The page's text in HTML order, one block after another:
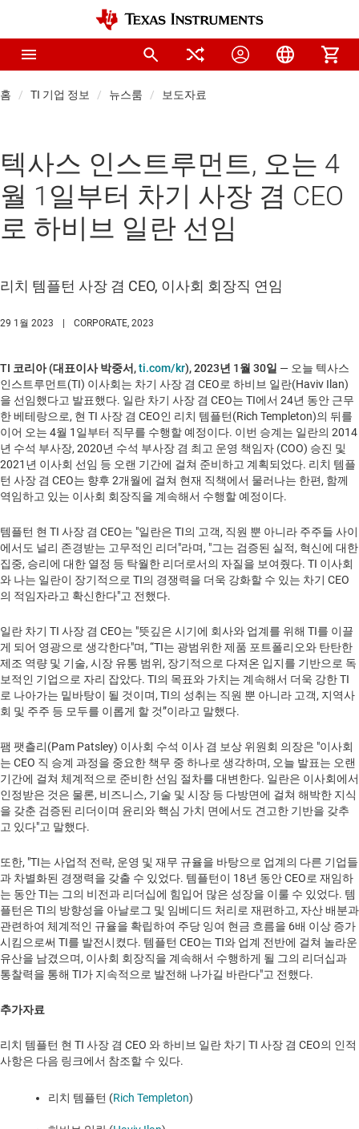
홈 TI 기업 정보 뉴스룸 보도자료
텍사스 인스트루먼트, 오는 4
월 1일부터 차기 사장 겸 CEO
로 하비브 일란 선임
리치 템플턴 사장 겸 CEO, 이사회 회장직 연임
29 1월 2023 CORPORATE, 2023
TI 코리아 (대표이사 박중서,ti.com/kr), 2023년 1월 30일 — 오늘 텍사스
인스트루먼트(TI) 이사회는 차기 사장 겸 CEO로 하비브 일란(Haviv Ilan)
을 선임했다고 발표했다. 일란 차기 사장 겸 CEO는 TI에서 24년 동안 근무
한 베테랑으로, 현 TI 사장 겸 CEO인 리치 템플턴(Rich Templeton)의 뒤를
이어 오는 4월 1일부터 직무를 수행할 예정이다. 이번 승계는 일란의 2014
년 수석 부사장, 2020년 수석 부사장 겸 최고 운영 책임자 (COO) 승진 및
2021년 이사회 선임 등 오랜 기간에 걸쳐 준비하고 계획되었다. 리치 템플
턴 사장 겸 CEO는 향후 2개월에 걸쳐 현재 직책에서 물러나는 한편, 함께
역임하고 있는 이사회 회장직을 계속해서 수행할 예정이다.
템플턴 현 TI 사장 겸 CEO는 "일란은 TI의 고객, 직원 뿐 아니라 주주들 사이
에서도 널리 존경받는 고무적인 리더"라며, "그는 검증된 실적, 혁신에 대한
집중, 승리에 대한 열정 등 탁월한 리더로서의 자질을 보여줬다. TI 이사회
와 나는 일란이 장기적으로 TI의 경쟁력을 더욱 강화할 수 있는 차기 CEO
의 적임자라고 확신한다"고 전했다.
일란 차기 TI 사장 겸 CEO는 "뜻깊은 시기에 회사와 업계를 위해 TI를 이끌
게 되어 영광으로 생각한다"며, “TI는 광범위한 제품 포트폴리오와 탄탄한
제조 역량 및 기술, 시장 유통 범위, 장기적으로 다져온 입지를 기반으로 독
보적인 기업으로 자리 잡았다. TI의 목표와 가치는 계속해서 더욱 강한 TI
로 나아가는 밑바탕이 될 것이며, TI의 성취는 직원 뿐 아니라 고객, 지역사
회 및 주주 등 모두를 이롭게 할 것”이라고 말했다.
팸 팻츨리(Pam Patsley) 이사회 수석 이사 겸 보상 위원회 의장은 "이사회
는 CEO 직 승계 과정을 중요한 책무 중 하나로 생각하며, 오늘 발표는 오랜
기간에 걸쳐 체계적으로 준비한 선임 절차를 대변한다. 일란은 이사회에서
인정받은 것은 물론, 비즈니스, 기술 및 시장 등 다방면에 걸쳐 해박한 지식
을 갖춘 검증된 리더이며 윤리와 핵심 가치 면에서도 견고한 기반을 갖추
고 있다"고 말했다.
또한, "TI는 사업적 전략, 운영 및 재무 규율을 바탕으로 업계의 다른 기업들
과 차별화된 경쟁력을 갖출 수 있었다. 템플턴이 18년 동안 CEO로 재임하
는 동안 TI는 그의 비전과 리더십에 힘입어 많은 성장을 이룰 수 있었다. 템
플턴은 TI의 방향성을 아날로그 및 임베디드 처리로 재편하고, 자산 배분과
관련하여 체계적인 규율을 확립하여 주당 잉여 현금 흐름을 6배 이상 증가
시킴으로써 TI를 발전시켰다. 템플턴 CEO는 TI와 업계 전반에 걸쳐 놀라운
유산을 남겼으며, 이사회 회장직을 계속해서 수행하게 될 그의 리더십과
통찰력을 통해 TI가 지속적으로 발전해 나가길 바란다"고 전했다.
추가자료
리치 템플턴 현 TI 사장 겸 CEO 와 하비브 일란 차기 TI 사장 겸 CEO의 인적
사항은 다음 링크에서 참조할 수 있다.
리치 템플턴 (Rich Templeton)